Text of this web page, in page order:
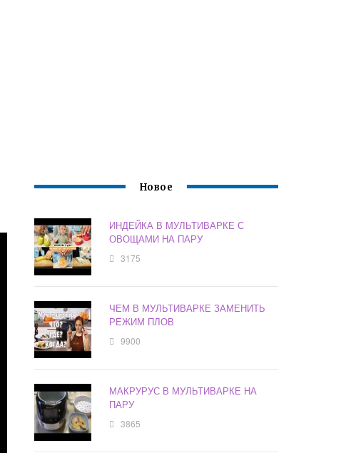
Новое
ИНДЕЙКА В МУЛЬТИВАРКЕ С
ОВОЩАМИ НА ПАРУ
3175
ЧЕМ В МУЛЬТИВАРКЕ ЗАМЕНИТЬ
РЕЖИМ ПЛОВ
9900
МАКРУРУС В МУЛЬТИВАРКЕ НА
ПАРУ
3865